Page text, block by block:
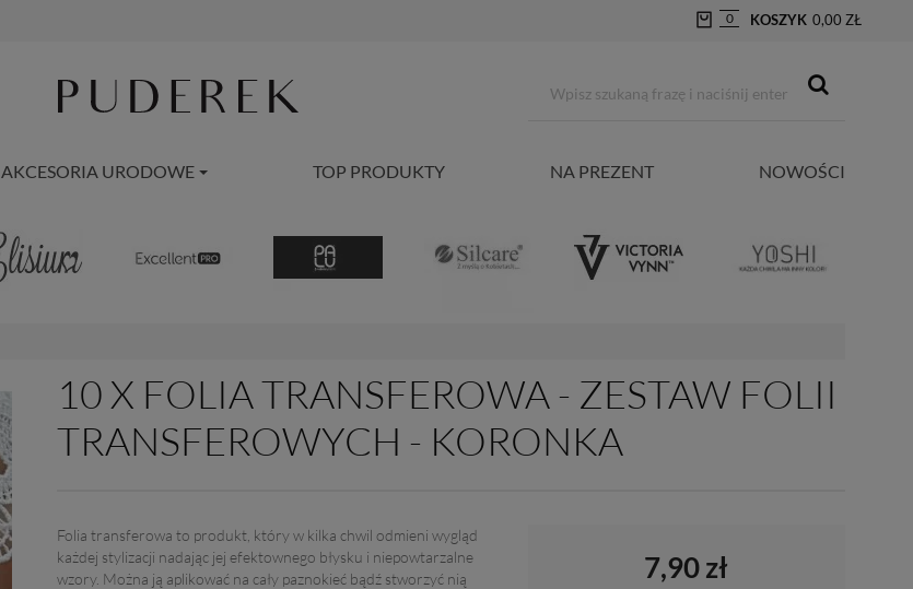
0 KOSZYK 0,00 ZŁ
AKCESORIA URODOWE TOP PRODUKTY NA PREZENT NOWOŚCI
10 X FOLIA TRANSFEROWA - ZESTAW FOLII
TRANSFEROWYCH - KORONKA
Folia transferowa to produkt, który w kilka chwil odmieni wygląd
każdej stylizacji nadając jej efektownego błysku i niepowtarzalne
wzory. Można ją aplikować na cały paznokieć bądź stworzyć nią
7,90 zł